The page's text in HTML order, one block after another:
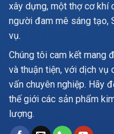
xây dựng, một thợ cơ khí
người đam mê sáng tạo,
vụ.
Chúng tôi cam kết mang
và thuận tiện, với dịch vụ
vấn chuyên nghiệp. Hãy
thế giới các sản phẩm
lượng.